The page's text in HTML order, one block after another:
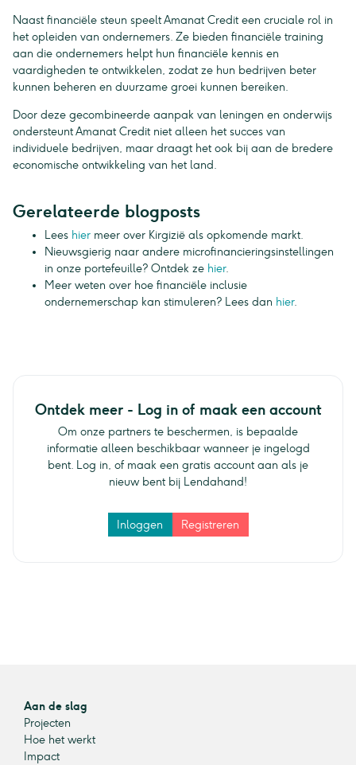
Naast financiële steun speelt Amanat Credit een cruciale rol in
het opleiden van ondernemers. Ze bieden financiële training
aan die ondernemers helpt hun financiële kennis en
vaardigheden te ontwikkelen, zodat ze hun bedrijven beter
kunnen beheren en duurzame groei kunnen bereiken.
Door deze gecombineerde aanpak van leningen en onderwijs
ondersteunt Amanat Credit niet alleen het succes van
individuele bedrijven, maar draagt het ook bij aan de bredere
economische ontwikkeling van het land.
Gerelateerde blogposts
Lees hier meer over Kirgizië als opkomende markt.
Nieuwsgierig naar andere microfinancieringsinstellingen
in onze portefeuille? Ontdek ze hier.
Meer weten over hoe financiële inclusie
ondernemerschap kan stimuleren? Lees dan hier.
Ontdek meer - Log in of maak een account
Om onze partners te beschermen, is bepaalde
informatie alleen beschikbaar wanneer je ingelogd
bent. Log in, of maak een gratis account aan als je
nieuw bent bij Lendahand!
Inloggen Registreren
Aan de slag
Projecten
Hoe het werkt
Impact